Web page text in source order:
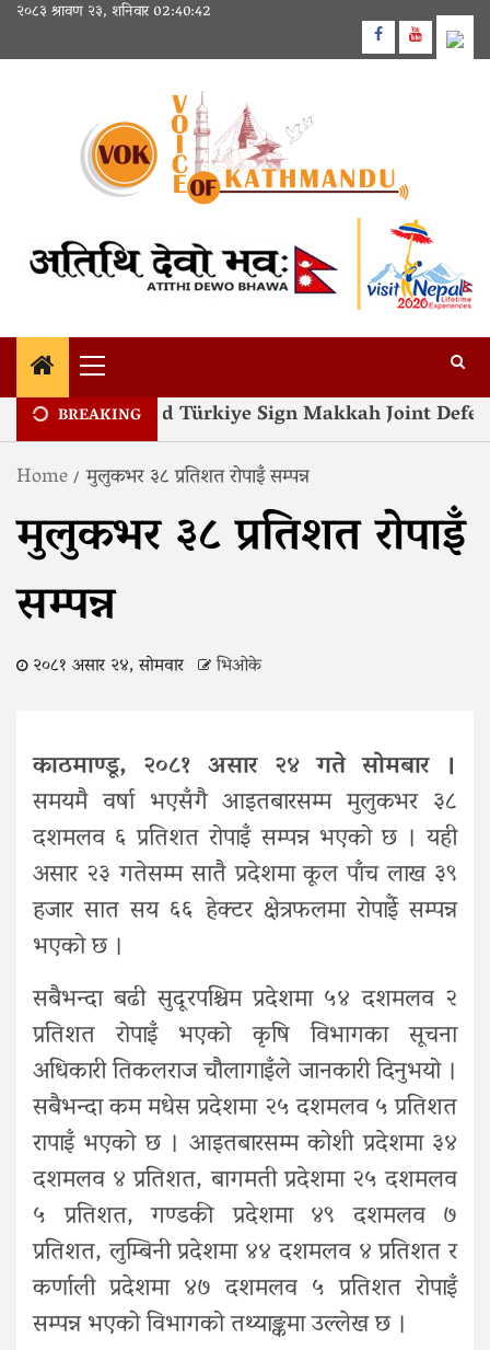
Skip
content
२०८३ श्रावण २३, शनिवार02:40:42
Facebook
Youtube
Primary
Menu
BREAKING
Pakistan and Türkiye Sign Makkah Joint
Home मुलुकभर ३८ प्रतिशत रोपाइँ सम्पन्न
मुलुकभर ३८ प्रतिशत रोपाइँ
सम्पन्न
२०८१ असार २४, सोमवार भिओके
काठमाण्डू, २०८१ असार २४ गते सोमबार ।
समयमै वर्षा भएसँगै आइतबारसम्म मुलुकभर ३८
दशमलव ६ प्रतिशत रोपाइँ सम्पन्न भएको छ । यही
असार २३ गतेसम्म सातै प्रदेशमा कूल पाँच लाख ३९
हजार सात सय ६६ हेक्टर क्षेत्रफलमा रोपाईँ सम्पन्न
भएको छ ।
सबैभन्दा बढी सुदूरपश्चिम प्रदेशमा ५४ दशमलव २
प्रतिशत रोपाइँ भएको कृषि विभागका सूचना
अधिकारी तिकलराज चौलागाइँले जानकारी दिनुभयो ।
सबैभन्दा कम मधेस प्रदेशमा २५ दशमलव ५ प्रतिशत
रापाइँ भएको छ । आइतबारसम्म कोशी प्रदेशमा ३४
दशमलव ४ प्रतिशत, बागमती प्रदेशमा २५ दशमलव
५ प्रतिशत, गण्डकी प्रदेशमा ४९ दशमलव ७
प्रतिशत, लुम्बिनी प्रदेशमा ४४ दशमलव ४ प्रतिशत र
कर्णाली प्रदेशमा ४७ दशमलव ५ प्रतिशत रोपाइँ
सम्पन्न भएको विभागको तथ्याङ्कमा उल्लेख छ ।